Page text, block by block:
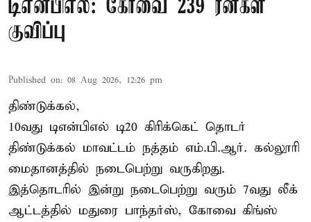
டிஎன்பிஎல்: கோவை 239 ரன்கள்
குவிப்பு
Published on: 08 Aug 2026, 12:26 pm
திண்டுக்கல்,
10வது டிஎன்பிஎல் டி20 கிரிக்கெட் தொடர்
திண்டுக்கல் மாவட்டம் நத்தம் எம்.பி.ஆர். கல்லூரி
மைதானத்தில் நடைபெற்று வருகிறது.
இத்தொடரில் இன்று நடைபெற்று வரும் 7வது லீக்
ஆட்டத்தில் மதுரை பாந்தர்ஸ், கோவை கிங்ஸ்